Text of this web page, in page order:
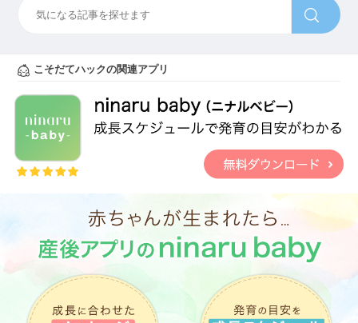
こそだてハックの関連アプリ